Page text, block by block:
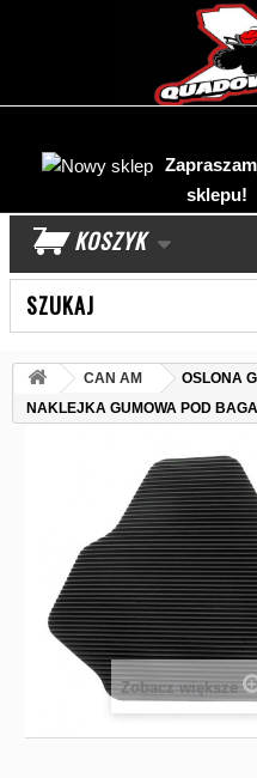
sklepu!
KOSZYK
CAN AM
OSLONA
NAKLEJKA GUMOWA POD
Zobacz większe